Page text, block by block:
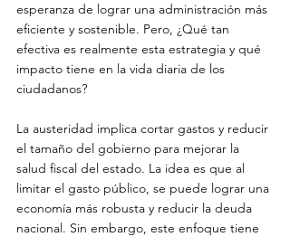
esperanza de lograr una administración más
eficiente y sostenible. Pero, ¿Qué tan
efectiva es realmente esta estrategia y qué
impacto tiene en la vida diaria de los
ciudadanos?
La austeridad implica cortar gastos y reducir
el tamaño del gobierno para mejorar la
salud fiscal del estado. La idea es que al
limitar el gasto público, se puede lograr una
economía más robusta y reducir la deuda
nacional. Sin embargo, este enfoque tiene